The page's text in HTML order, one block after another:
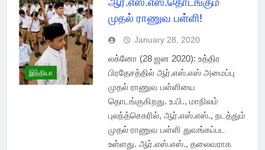
இந்தியா
முதல் ராணுவ பள்ளி!
January 28, 2020
லக்னோ (28 ஜன 2020): உத்திர
பிரதேசத்தில் ஆர்.எஸ்.எஸ் அமைப்பு
முதல் ராணுவ பள்ளியை
தொடங்குகிறது. உ.பி., மாநிலம்
புலந்த்செகரில், ஆர்.எஸ்.எஸ்., நடத்தும்
முதல் ராணுவ பள்ளி துவங்கப்பட
உள்ளது. ஆர்.எஸ்.எஸ்., தலைவராக